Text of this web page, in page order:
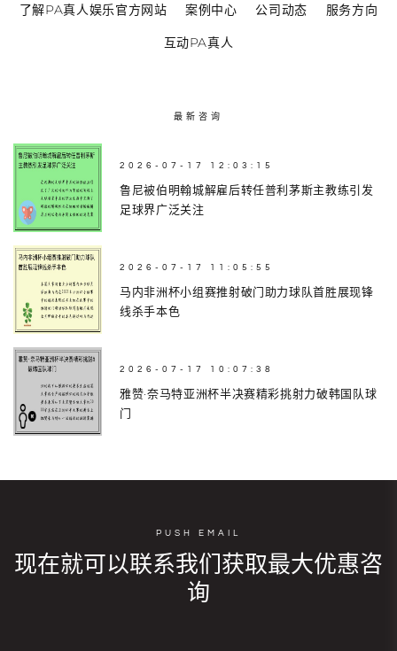
了解PA真人娱乐官方网站 案例中心 公司动态 服务方向
互动PA真人
最新咨询
2026-07-17 12:03:15
鲁尼被伯明翰城解雇后转任普利茅斯主教练引发
足球界广泛关注
2026-07-17 11:05:55
马内非洲杯小组赛推射破门助力球队首胜展现锋
线杀手本色
2026-07-17 10:07:38
雅赞·奈马特亚洲杯半决赛精彩挑射力破韩国队球
门
PUSH EMAIL
现在就可以联系我们获取最大优惠咨
询